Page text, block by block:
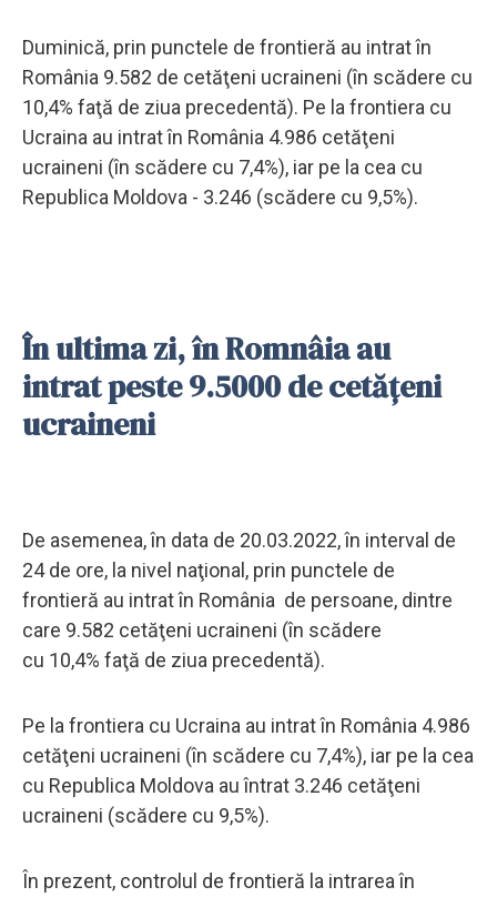
Duminică, prin punctele de frontieră au intrat în
România 9.582 de cetăţeni ucraineni (în scădere cu
10,4% faţă de ziua precedentă). Pe la frontiera cu
Ucraina au intrat în România 4.986 cetăţeni
ucraineni (în scădere cu 7,4%), iar pe la cea cu
Republica Moldova - 3.246 (scădere cu 9,5%).
În ultima zi, în Romnâia au
intrat peste 9.5000 de cetăţeni
ucraineni
De asemenea, în data de 20.03.2022, în interval de
24 de ore, la nivel naţional, prin punctele de
frontieră au intrat în România de persoane, dintre
care 9.582 cetăţeni ucraineni (în scădere
cu 10,4% faţă de ziua precedentă).
Pe la frontiera cu Ucraina au intrat în România 4.986
cetăţeni ucraineni (în scădere cu 7,4%), iar pe la cea
cu Republica Moldova au întrat 3.246 cetăţeni
ucraineni (scădere cu 9,5%).
În prezent, controlul de frontieră la intrarea în